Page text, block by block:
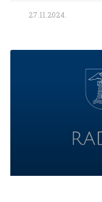
27.11.2024.